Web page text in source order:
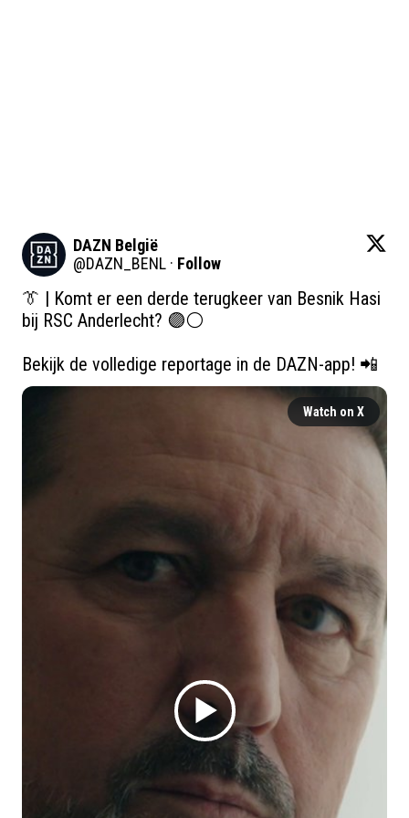
DAZN België
@DAZN_BENL · Follow
👔 | Komt er een derde terugkeer van Besnik Hasi
bij RSC Anderlecht? 🟣⚪️
Bekijk de volledige reportage in de DAZN-app! 📲
Watch on X